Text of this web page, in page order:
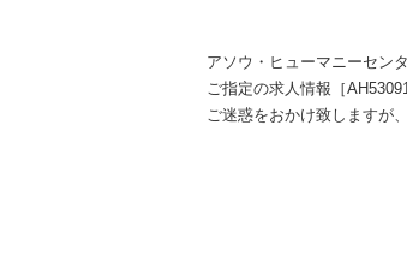
アソウ・ヒューマニーセン
ご指定の求人情報［
ご迷惑をおかけ致しますが